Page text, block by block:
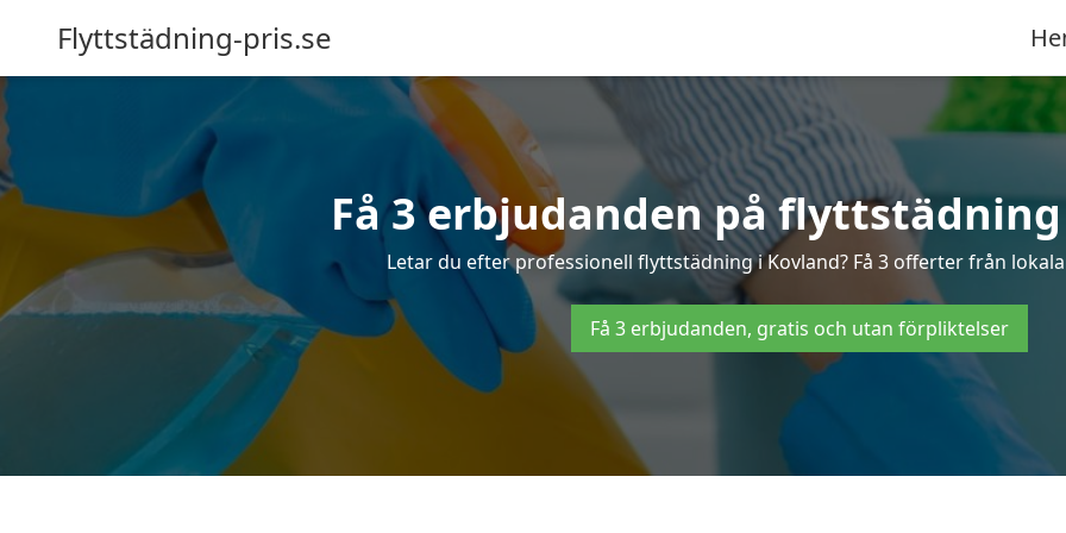
Flyttstädning-pris.se
Få 3 erbjudanden på
Letar du efter professionell flyttstädning i Kovland? Få 3 offerter från
Få 3 erbjudanden, gratis och utan förpliktelser